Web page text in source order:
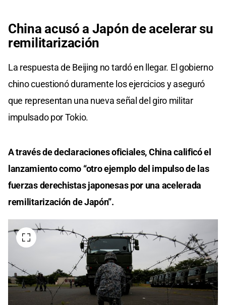
China acusó a Japón de acelerar su
remilitarización
La respuesta de Beijing no tardó en llegar. El gobierno
chino cuestionó duramente los ejercicios y aseguró
que representan una nueva señal del giro militar
impulsado por Tokio.
A través de declaraciones oficiales, China calificó el
lanzamiento como “otro ejemplo del impulso de las
fuerzas derechistas japonesas por una acelerada
remilitarización de Japón”.